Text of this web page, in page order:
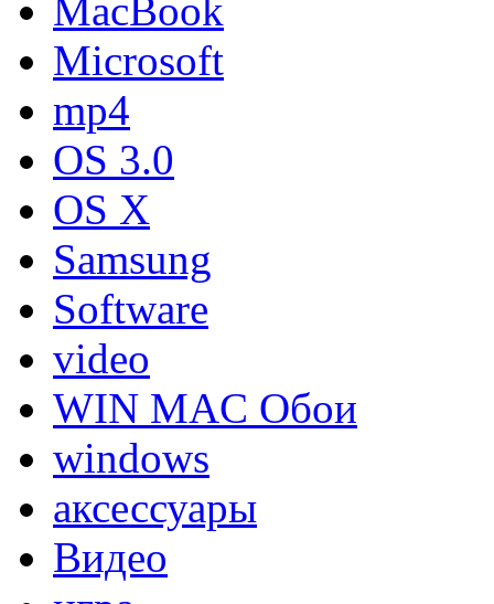
MacBook
Microsoft
mp4
OS 3.0
OS X
Samsung
Software
video
WIN MAC Обои
windows
аксессуары
Видео